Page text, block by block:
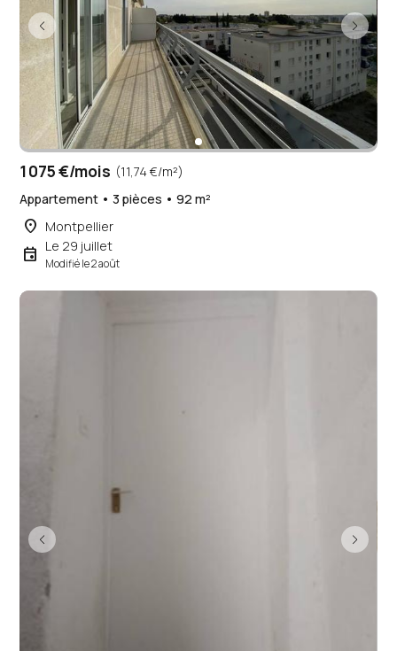
1 075 €/mois (11,74 €/m²)
Appartement • 3 pièces • 92 m²
place Montpellier
event Le 29 juillet
Modifié le 2 août